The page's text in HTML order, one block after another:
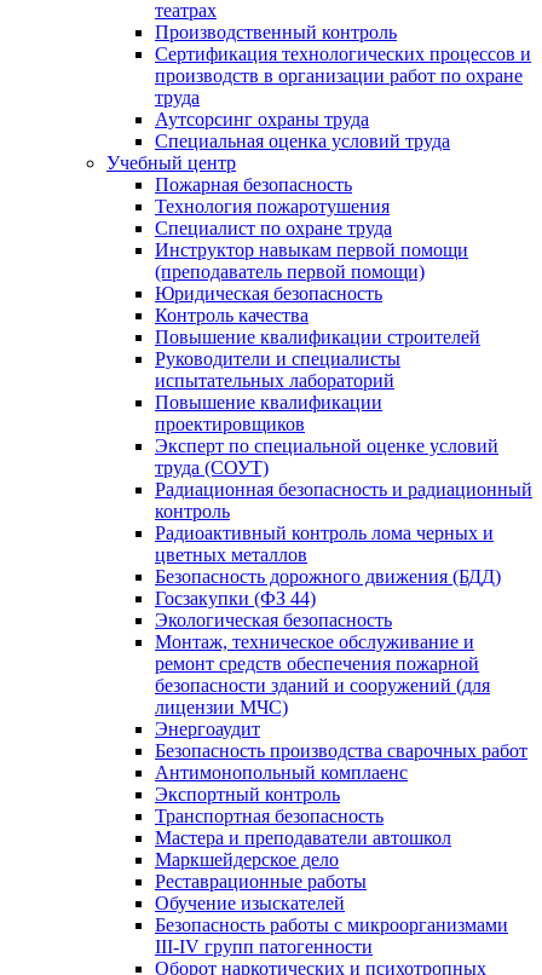
театрах
Производственный контроль
Сертификация технологических процессов и
производств в организации работ по охране
труда
Аутсорсинг охраны труда
Специальная оценка условий труда
Учебный центр
Пожарная безопасность
Технология пожаротушения
Специалист по охране труда
Инструктор навыкам первой помощи
(преподаватель первой помощи)
Юридическая безопасность
Контроль качества
Повышение квалификации строителей
Руководители и специалисты
испытательных лабораторий
Повышение квалификации
проектировщиков
Эксперт по специальной оценке условий
труда (СОУТ)
Радиационная безопасность и радиационный
контроль
Радиоактивный контроль лома черных и
цветных металлов
Безопасность дорожного движения (БДД)
Госзакупки (ФЗ 44)
Экологическая безопасность
Монтаж, техническое обслуживание и
ремонт средств обеспечения пожарной
безопасности зданий и сооружений (для
лицензии МЧС)
Энергоаудит
Безопасность производства сварочных работ
Антимонопольный комплаенс
Экспортный контроль
Транспортная безопасность
Мастера и преподаватели автошкол
Маркшейдерское дело
Реставрационные работы
Обучение изыскателей
Безопасность работы с микроорганизмами
III-IV групп патогенности
Оборот наркотических и психотропных